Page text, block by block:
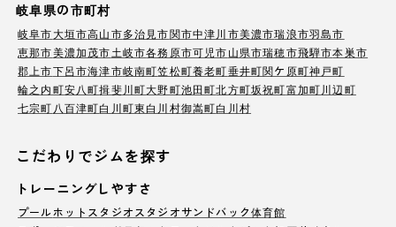
岐阜県の市町村
岐阜市大垣市高山市多治見市関市中津川市美濃市瑞浪市羽島市
恵那市美濃加茂市土岐市各務原市可児市山県市瑞穂市飛騨市本巣市
郡上市下呂市海津市岐南町笠松町養老町垂井町関ケ原町神戸町
輪之内町安八町揖斐川町大野町池田町北方町坂祝町富加町川辺町
七宗町 八百津町白川町東白川村御嵩町白川村
こだわりでジムを探す
トレーニングしやすさ
プールホットスタジオ スタジオサンドバック体育館